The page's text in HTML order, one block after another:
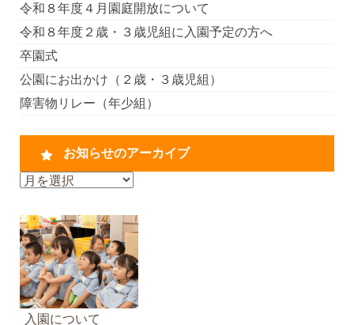
令和８年度４月園庭開放について
令和８年度２歳・３歳児組に入園予定の方へ
卒園式
公園にお出かけ（２歳・３歳児組）
障害物リレー（年少組）
お知らせのアーカイブ
お
ら
せ
の
ア
ー
カ入園について